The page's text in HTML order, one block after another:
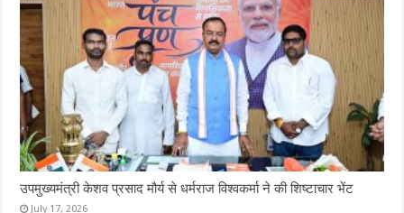
उपमुख्यमंत्री केशव प्रसाद मौर्य से धर्मराज विश्वकर्मा ने की शिष्टाचार भेंट
July 17, 2026